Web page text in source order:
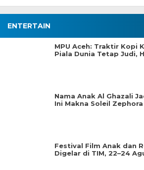
ENTERTAIN
MPU Aceh: Traktir Kopi
Piala Dunia Tetap Judi,
Nama Anak Al Ghazali
Ini Makna Soleil Zephora
Festival Film Anak dan
Digelar di TIM, 22–24